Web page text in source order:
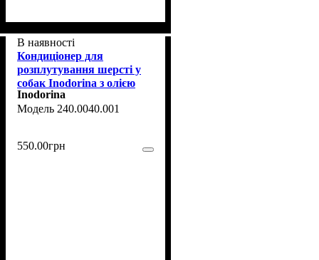
В наявності
Кондиціонер для
розплутування шерсті у
собак Inodorina з олією
жожоба, 250 мл
Inodorina
240.0040.001
550.00грн